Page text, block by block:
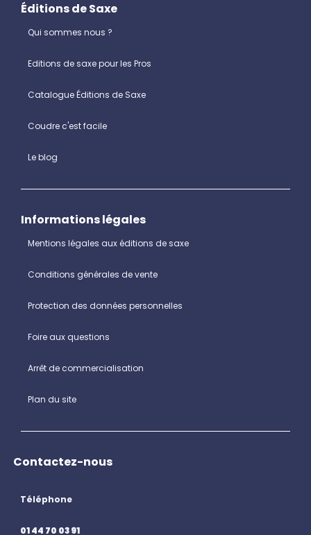
Éditions de Saxe
Qui sommes nous ?
Editions de saxe pour les Pros
Catalogue Éditions de Saxe
Coudre c'est facile
Le blog
Informations légales
Mentions légales aux éditions de saxe
Conditions générales de vente
Protection des données personnelles
Foire aux questions
Arrêt de commercialisation
Plan du site
Contactez-nous
Téléphone
01 44 70 03 91